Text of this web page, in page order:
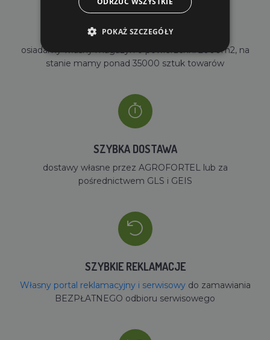
WŁASNY MAGAZYN
osiadamy własny magazyn o powierzchni 2000m2, na
stanie mamy ponad 35000 sztuk towarów
SZYBKA DOSTAWA
dostawy własne przez AGROFORTEL lub za
pośrednictwem GLS i GEIS
SZYBKIE REKLAMACJE
Własny portal reklamacyjny i serwisowydo zamawiania
BEZPŁATNEGO odbioru serwisowego
POKAŻ SZCZEGÓŁY